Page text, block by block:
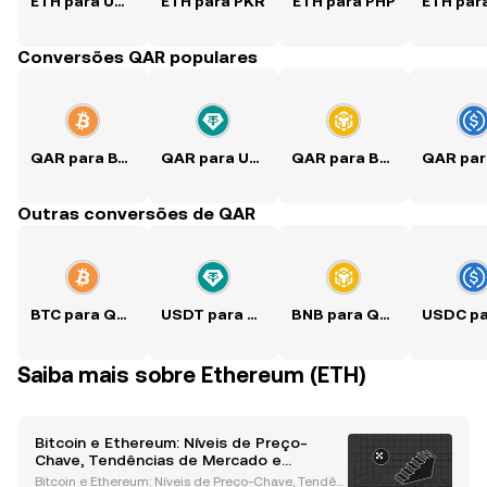
Conversões QAR populares
QAR para BTC QAR para USDT QAR para BNB
Outras conversões de QAR
BTC para QAR USDT para QAR BNB para QAR
Saiba mais sobre Ethereum (ETH)
Bitcoin e Ethereum: Níveis de Preço-
Chave, Tendências de Mercado e
Perspectivas para Outubro
Bitcoin e Ethereum: Níveis de Preço-Chave, Tendên